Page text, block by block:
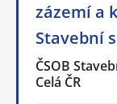
zázemí a
Stavební
ČSOB
Celá ČR